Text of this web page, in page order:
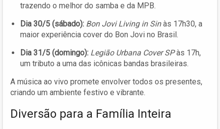
trazendo o melhor do samba e da MPB.
Dia 30/5 (sábado): Bon Jovi Living in Sinàs 17h30, a
maior experiência cover do Bon Jovi no Brasil.
Dia 31/5 (domingo): Legião Urbana Cover SPàs 17h,
um tributo a uma das icônicas bandas brasileiras.
A música ao vivo promete envolver todos os presentes,
criando um ambiente festivo e vibrante.
Diversão para a Família Inteira